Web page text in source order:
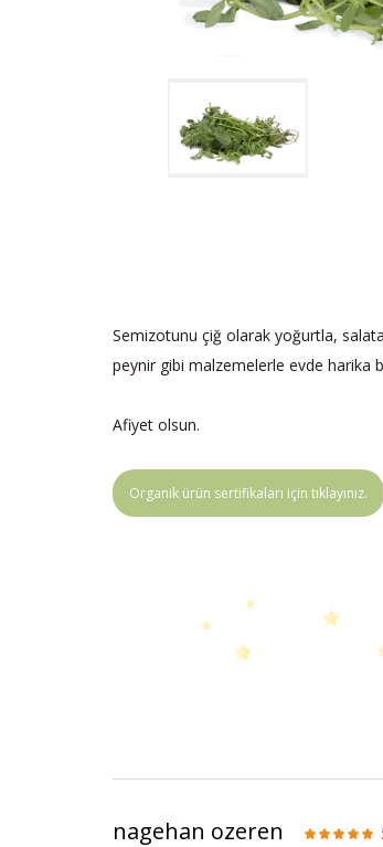
Semizotunu çiğ olarak yoğurtla,
peynir gibi malzemelerle evde harika
Afiyet olsun.
Organik ürün sertifikaları için tıklayınız.
nagehan ozeren